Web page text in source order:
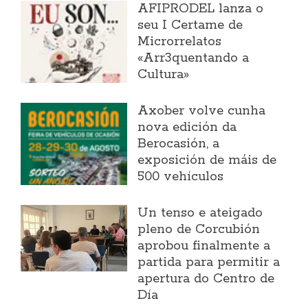
AFIPRODEL lanza o
seu I Certame de
Microrrelatos
«Arr3quentando a
Cultura»
Axober volve cunha
nova edición da
Berocasión, a
exposición de máis de
500 vehículos
Un tenso e ateigado
pleno de Corcubión
aprobou finalmente a
partida para permitir a
apertura do Centro de
Día